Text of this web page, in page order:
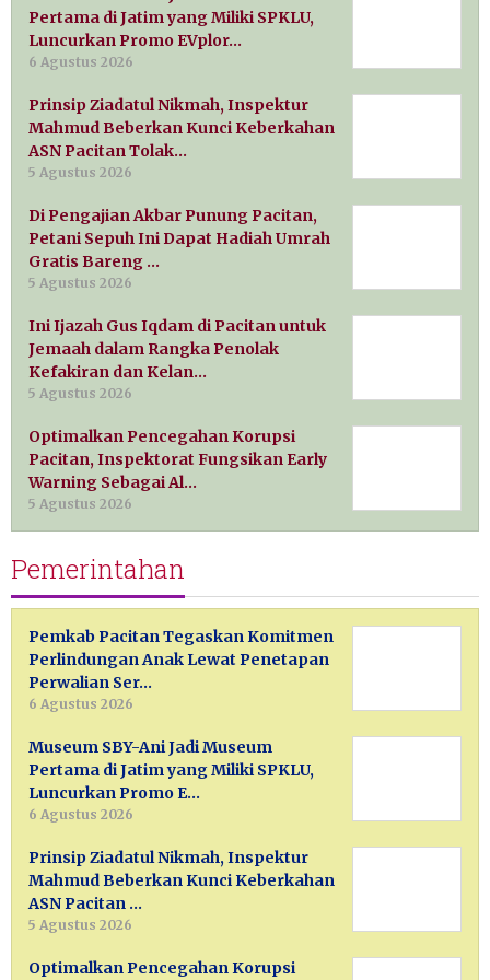
Pertama di Jatim yang Miliki SPKLU,
Luncurkan Promo EVplor…
6 Agustus 2026
Prinsip Ziadatul Nikmah, Inspektur
Mahmud Beberkan Kunci Keberkahan
ASN Pacitan Tolak…
5 Agustus 2026
Di Pengajian Akbar Punung Pacitan,
Petani Sepuh Ini Dapat Hadiah Umrah
Gratis Bareng …
5 Agustus 2026
Ini Ijazah Gus Iqdam di Pacitan untuk
Jemaah dalam Rangka Penolak
Kefakiran dan Kelan…
5 Agustus 2026
Optimalkan Pencegahan Korupsi
Pacitan, Inspektorat Fungsikan Early
Warning Sebagai Al…
5 Agustus 2026
Pemerintahan
Pemkab Pacitan Tegaskan Komitmen
Perlindungan Anak Lewat Penetapan
Perwalian Ser…
6 Agustus 2026
Museum SBY-Ani Jadi Museum
Pertama di Jatim yang Miliki SPKLU,
Luncurkan Promo E…
6 Agustus 2026
Prinsip Ziadatul Nikmah, Inspektur
Mahmud Beberkan Kunci Keberkahan
ASN Pacitan …
5 Agustus 2026
Optimalkan Pencegahan Korupsi